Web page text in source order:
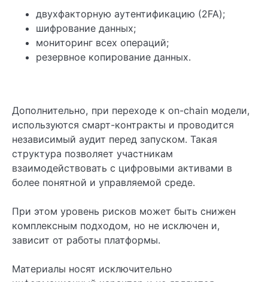
двухфакторную аутентификацию (2FA);
шифрование данных;
мониторинг всех операций;
резервное копирование данных.
Дополнительно, при переходе к on-chain модели,
используются смарт-контракты и проводится
независимый аудит перед запуском. Такая
структура позволяет участникам
взаимодействовать с цифровыми активами в
более понятной и управляемой среде.
При этом уровень рисков может быть снижен
комплексным подходом, но не исключен и,
зависит от работы платформы.
Материалы носят исключительно